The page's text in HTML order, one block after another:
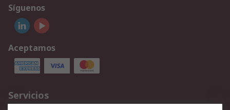
Síguenos
Aceptamos
Servicios